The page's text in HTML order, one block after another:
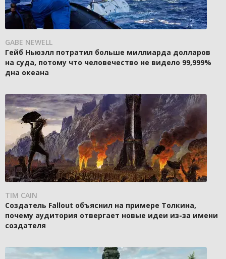
GABE NEWELL
Гейб Ньюэлл потратил больше миллиарда долларов
на суда, потому что человечество не видело 99,999%
дна океана
TIM CAIN
Создатель Fallout объяснил на примере Толкина,
почему аудитория отвергает новые идеи из-за имени
создателя